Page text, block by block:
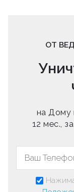
ОТ
на Дому
12 мес.,